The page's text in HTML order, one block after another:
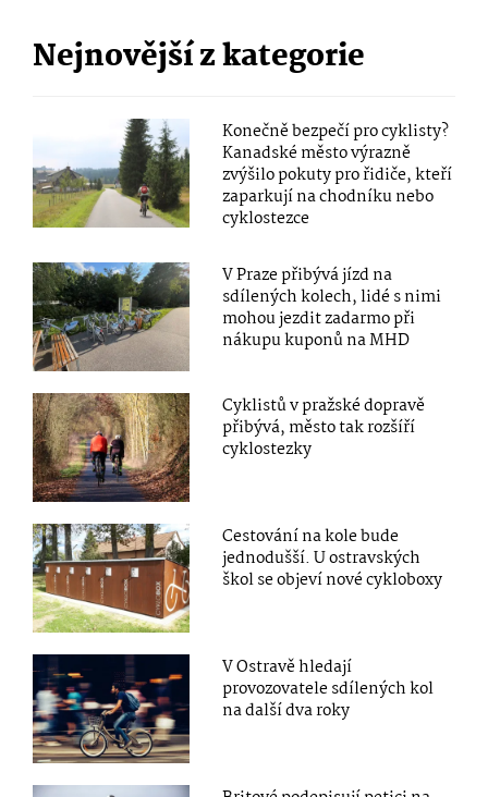
Nejnovější z kategorie
Konečně bezpečí pro cyklisty?
Kanadské město výrazně
zvýšilo pokuty pro řidiče, kteří
zaparkují na chodníku nebo
cyklostezce
V Praze přibývá jízd na
sdílených kolech, lidé s nimi
mohou jezdit zadarmo při
nákupu kuponů na MHD
Cyklistů v pražské dopravě
přibývá, město tak rozšíří
cyklostezky
Cestování na kole bude
jednodušší. U ostravských
škol se objeví nové cykloboxy
V Ostravě hledají
provozovatele sdílených kol
na další dva roky